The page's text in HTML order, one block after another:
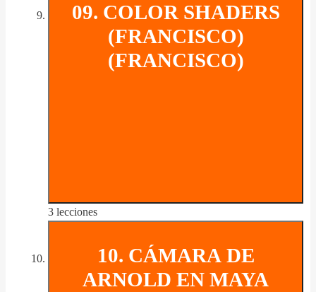
09. COLOR SHADERS
(FRANCISCO)
(FRANCISCO)
3 lecciones
10. CÁMARA DE
ARNOLD EN MAYA